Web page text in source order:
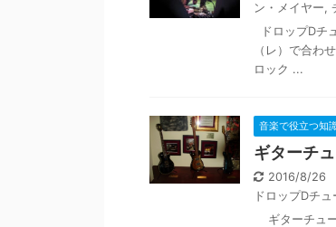
ン・メイヤー,
ドロップDチ
（レ）で合わ
ロック ...
音楽で役立つ知
ギターチ
2016/8/26
ドロップDチ
ギターチュ